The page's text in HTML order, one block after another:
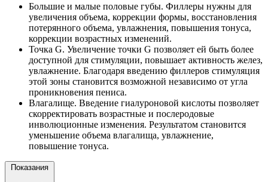
Большие и малые половые губы. Филлеры нужны для
увеличения объема, коррекции формы, восстановления
потерянного объема, увлажнения, повышения тонуса,
коррекции возрастных изменений.
Точка G. Увеличение точки G позволяет ей быть более
доступной для стимуляции, повышает активность желез,
увлажнение. Благодаря введению филлеров стимуляция
этой зоны становится возможной независимо от угла
проникновения пениса.
Влагалище. Введение гиалуроновой кислоты позволяет
скорректировать возрастные и послеродовые
инволюционные изменения. Результатом становится
уменьшение объема влагалища, увлажнение,
повышение тонуса.
Показания